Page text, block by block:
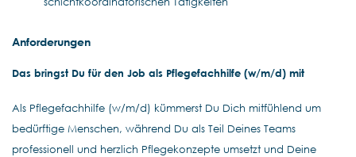
Anforderungen
Das bringst Du für den Job als Pflegefachhilfe (w/m/d) mit
Als Pflegefachhilfe (w/m/d) kümmerst Du Dich mitfühlend um
bedürftige Menschen, während Du als Teil Deines Teams
professionell und herzlich Pflegekonzepte umsetzt und Deine